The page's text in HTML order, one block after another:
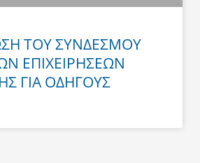
ΤΟΥ ΣΥΝΔΕΣΜΟΥ
ΕΠΙΧΕΙΡΗΣΕΩΝ
ΓΙΑ ΟΔΗΓΟΥΣ